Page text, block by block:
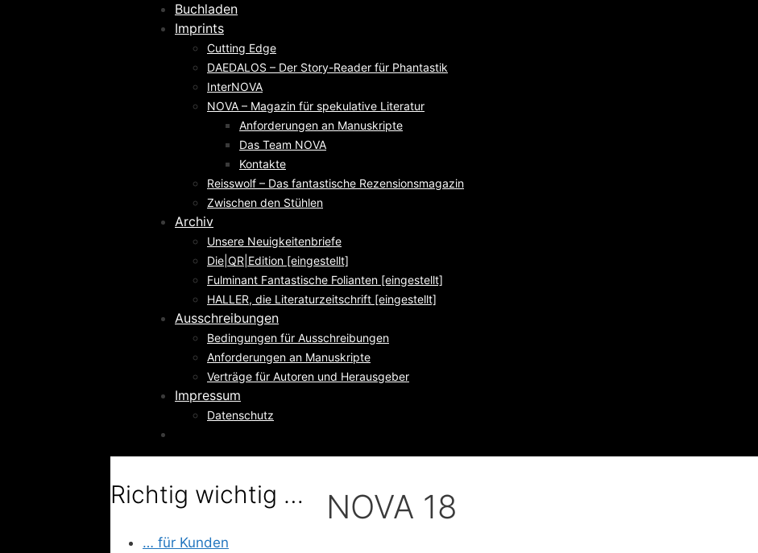
Buchladen
Imprints
Cutting Edge
DAEDALOS – Der Story-Reader für Phantastik
InterNOVA
NOVA – Magazin für spekulative Literatur
Anforderungen an Manuskripte
Das Team NOVA
Kontakte
Reisswolf – Das fantastische Rezensionsmagazin
Zwischen den Stühlen
Archiv
Unsere Neuigkeitenbriefe
Die|QR|Edition [eingestellt]
Fulminant Fantastische Folianten [eingestellt]
HALLER, die Literaturzeitschrift [eingestellt]
Ausschreibungen
Bedingungen für Ausschreibungen
Anforderungen an Manuskripte
Verträge für Autoren und Herausgeber
Impressum
Datenschutz
NOVA 18
Richtig wichtig …
… für Kunden